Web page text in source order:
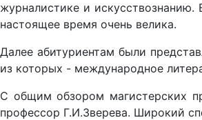
журналистике и
настоящее время очень велика.
Далее абитуриентам были
из которых - международное
С общим обзором магистерских
профессор Г.И.Зверева. Широкий